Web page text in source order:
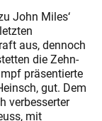
John Miles‘
aus, dennoch
die Zehn-
präsentierte
gut. Dem
verbesserter
mit